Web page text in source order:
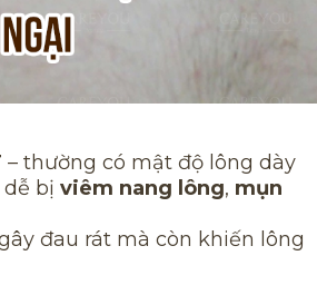
– thường có mật độ lông dày
bị viêm nang lông, mụn
đau rát mà còn khiến lông